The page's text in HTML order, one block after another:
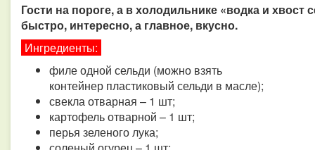
Гости на пороге, а в холодильнике «водка и
быстро, интересно, а главное, вкусно.
Ингредиенты:
филе одной сельди (можно взять
контейнер пластиковый сельди в масле);
свекла отварная – 1 шт;
картофель отварной – 1 шт;
перья зеленого лука;